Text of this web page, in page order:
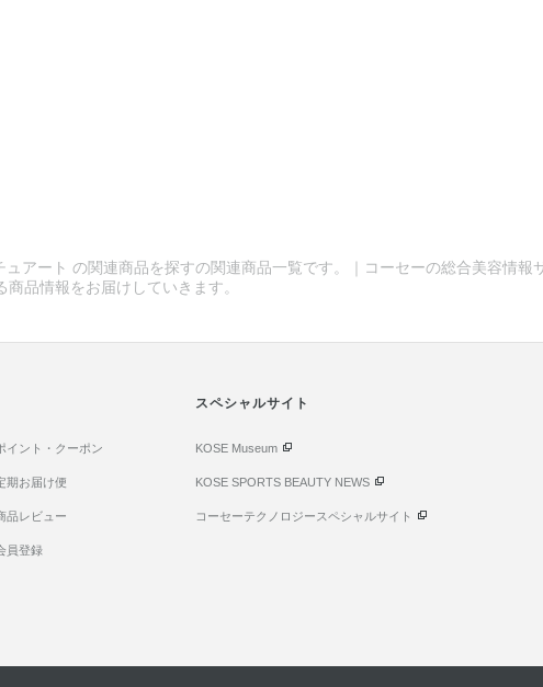
アート の関連商品を探すの関連商品一覧です。｜コーセーの総合美容情
品情報をお届けしていきます。
イント・クーポン
期お届け便
品レビュー
員登録
スペシャルサイト
KOSE Museum
KOSE SPORTS BEAUTY NEWS
コーセーテクノロジースペシャルサイト